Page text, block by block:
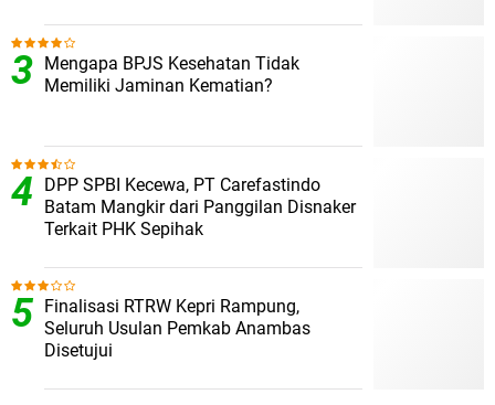
Mengapa BPJS Kesehatan Tidak
Memiliki Jaminan Kematian?
DPP SPBI Kecewa, PT Carefastindo
Batam Mangkir dari Panggilan Disnaker
Terkait PHK Sepihak
Finalisasi RTRW Kepri Rampung,
Seluruh Usulan Pemkab Anambas
Disetujui